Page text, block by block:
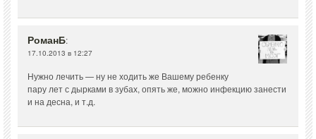
РоманБ:
17.10.2013 в 12:27
Нужно лечить — ну не ходить же Вашему ребенку
пару лет с дырками в зубах, опять же, можно инфекцию занести
и на десна, и т.д.